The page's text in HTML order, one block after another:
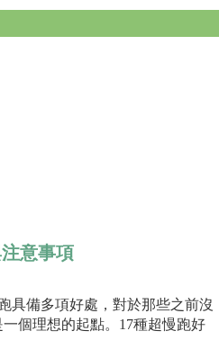
意事項
具備多項好處，對於那些之前沒
個理想的起點。17種超慢跑好